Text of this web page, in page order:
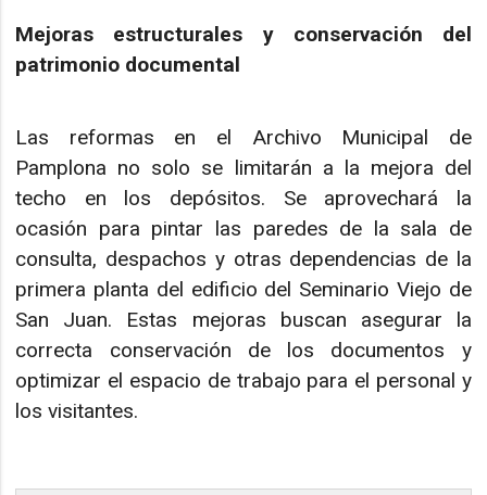
Mejoras estructurales y conservación del
patrimonio documental
Las reformas en el Archivo Municipal de
Pamplona no solo se limitarán a la mejora del
techo en los depósitos. Se aprovechará la
ocasión para pintar las paredes de la sala de
consulta, despachos y otras dependencias de la
primera planta del edificio del Seminario Viejo de
San Juan. Estas mejoras buscan asegurar la
correcta conservación de los documentos y
optimizar el espacio de trabajo para el personal y
los visitantes.